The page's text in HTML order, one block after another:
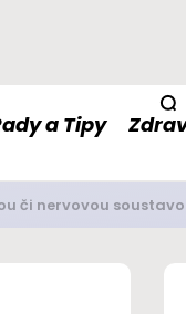
a Tipy
či nervovou